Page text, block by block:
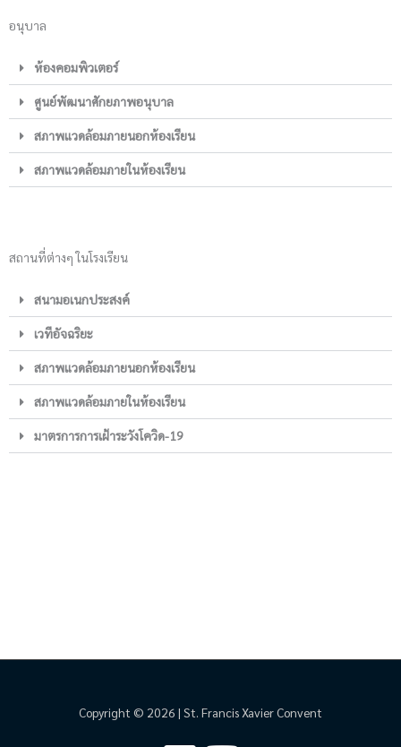
อนุบาล
ห้องคอมพิวเตอร์
ศูนย์พัฒนาศักยภาพอนุบาล
สภาพแวดล้อมภายนอกห้องเรียน
สภาพแวดล้อมภายในห้องเรียน
สถานที่ต่างๆ ในโรงเรียน
สนามอเนกประสงค์
เวทีอัจฉริยะ
สภาพแวดล้อมภายนอกห้องเรียน
สภาพแวดล้อมภายในห้องเรียน
มาตรการการเฝ้าระวังโควิด-19
Copyright © 2026 | St. Francis Xavier Convent